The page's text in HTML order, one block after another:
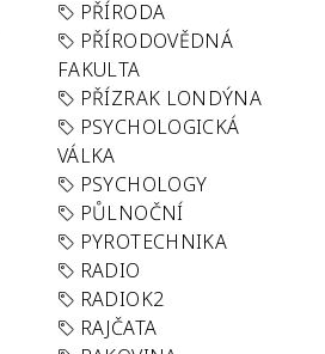
PŘÍRODA
PŘÍRODOVĚDNÁ
FAKULTA
PŘÍZRAK LONDÝNA
PSYCHOLOGICKÁ
VÁLKA
PSYCHOLOGY
PŮLNOČNÍ
PYROTECHNIKA
RADIO
RADIOK2
RAJČATA